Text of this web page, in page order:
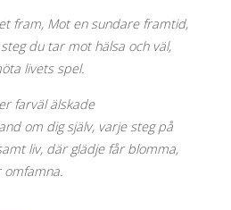
fram, Mot en sundare framtid,
du tar mot hälsa och väl,
livets spel.
farväl älskade
om dig själv, varje steg på
liv, där glädje får blomma,
omfamna.